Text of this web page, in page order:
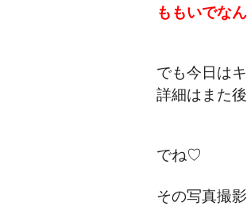
ももいでな
でも今日は
詳細はまた
でね♡
その写真撮